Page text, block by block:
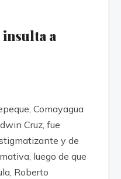
insulta a
Comayagua
Cruz, fue
y de
luego de que
Roberto